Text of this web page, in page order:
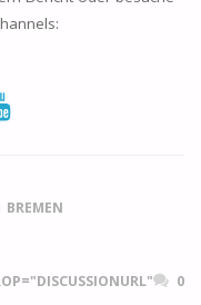
BREMEN
0